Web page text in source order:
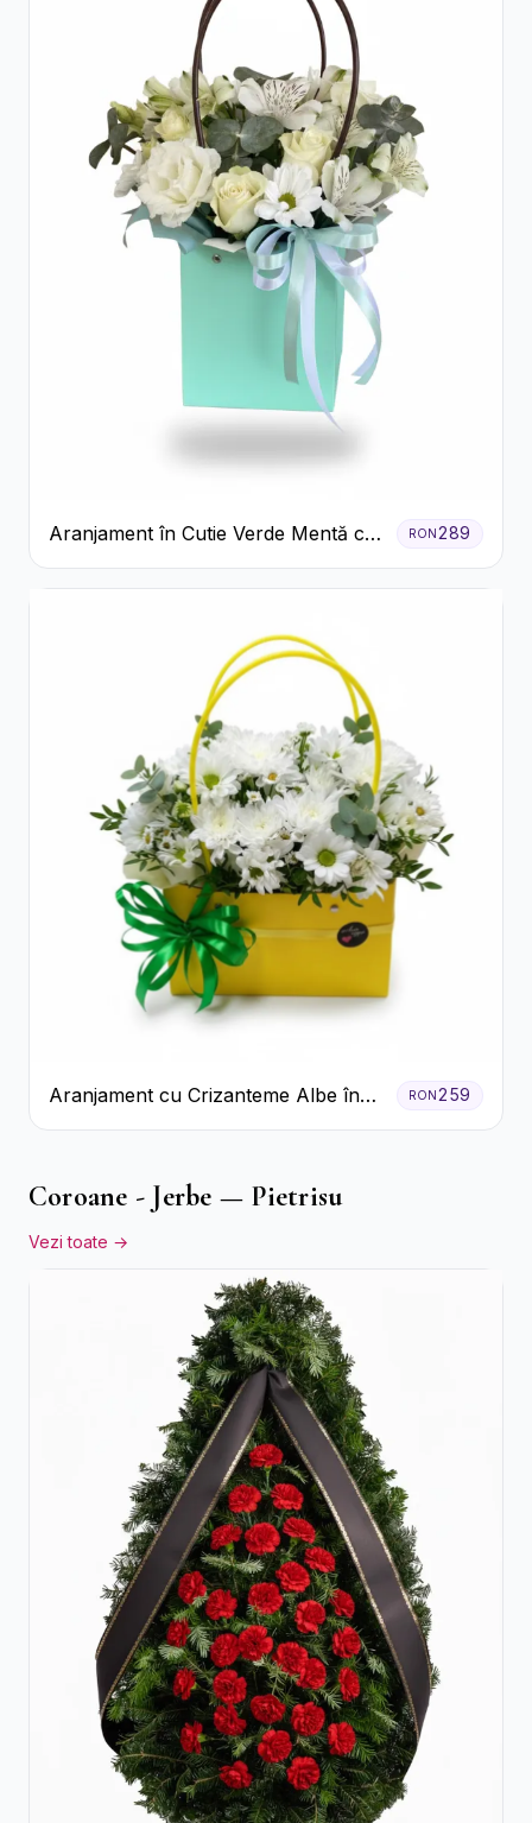
Aranjament în Cutie Verde Mentă cu
Trandafiri și Alstroemeria
RON289
Aranjament cu Crizanteme Albe în
Cutie Galbenă
RON259
Coroane - Jerbe — Pietrisu
Vezi toate →